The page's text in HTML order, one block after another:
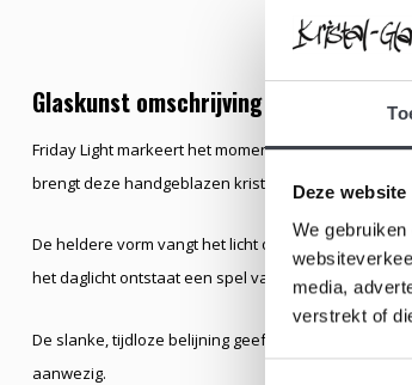
Deze
We
media,
verstrekt of
Glaskunst omschrijving
Friday Light markeert het moment waarop de
brengt deze handgeblazen kristallen vaas rust en
De heldere vorm vangt het licht op een subtiele
het daglicht ontstaat een spel van schaduw en
De slanke, tijdloze belijning geeft het ontwerp een
aanwezig.